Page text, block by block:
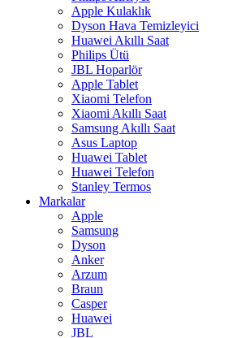
Apple Kulaklık
Dyson Hava Temizleyici
Huawei Akıllı Saat
Philips Ütü
JBL Hoparlör
Apple Tablet
Xiaomi Telefon
Xiaomi Akıllı Saat
Samsung Akıllı Saat
Asus Laptop
Huawei Tablet
Huawei Telefon
Stanley Termos
Markalar
Apple
Samsung
Dyson
Anker
Arzum
Braun
Casper
Huawei
JBL